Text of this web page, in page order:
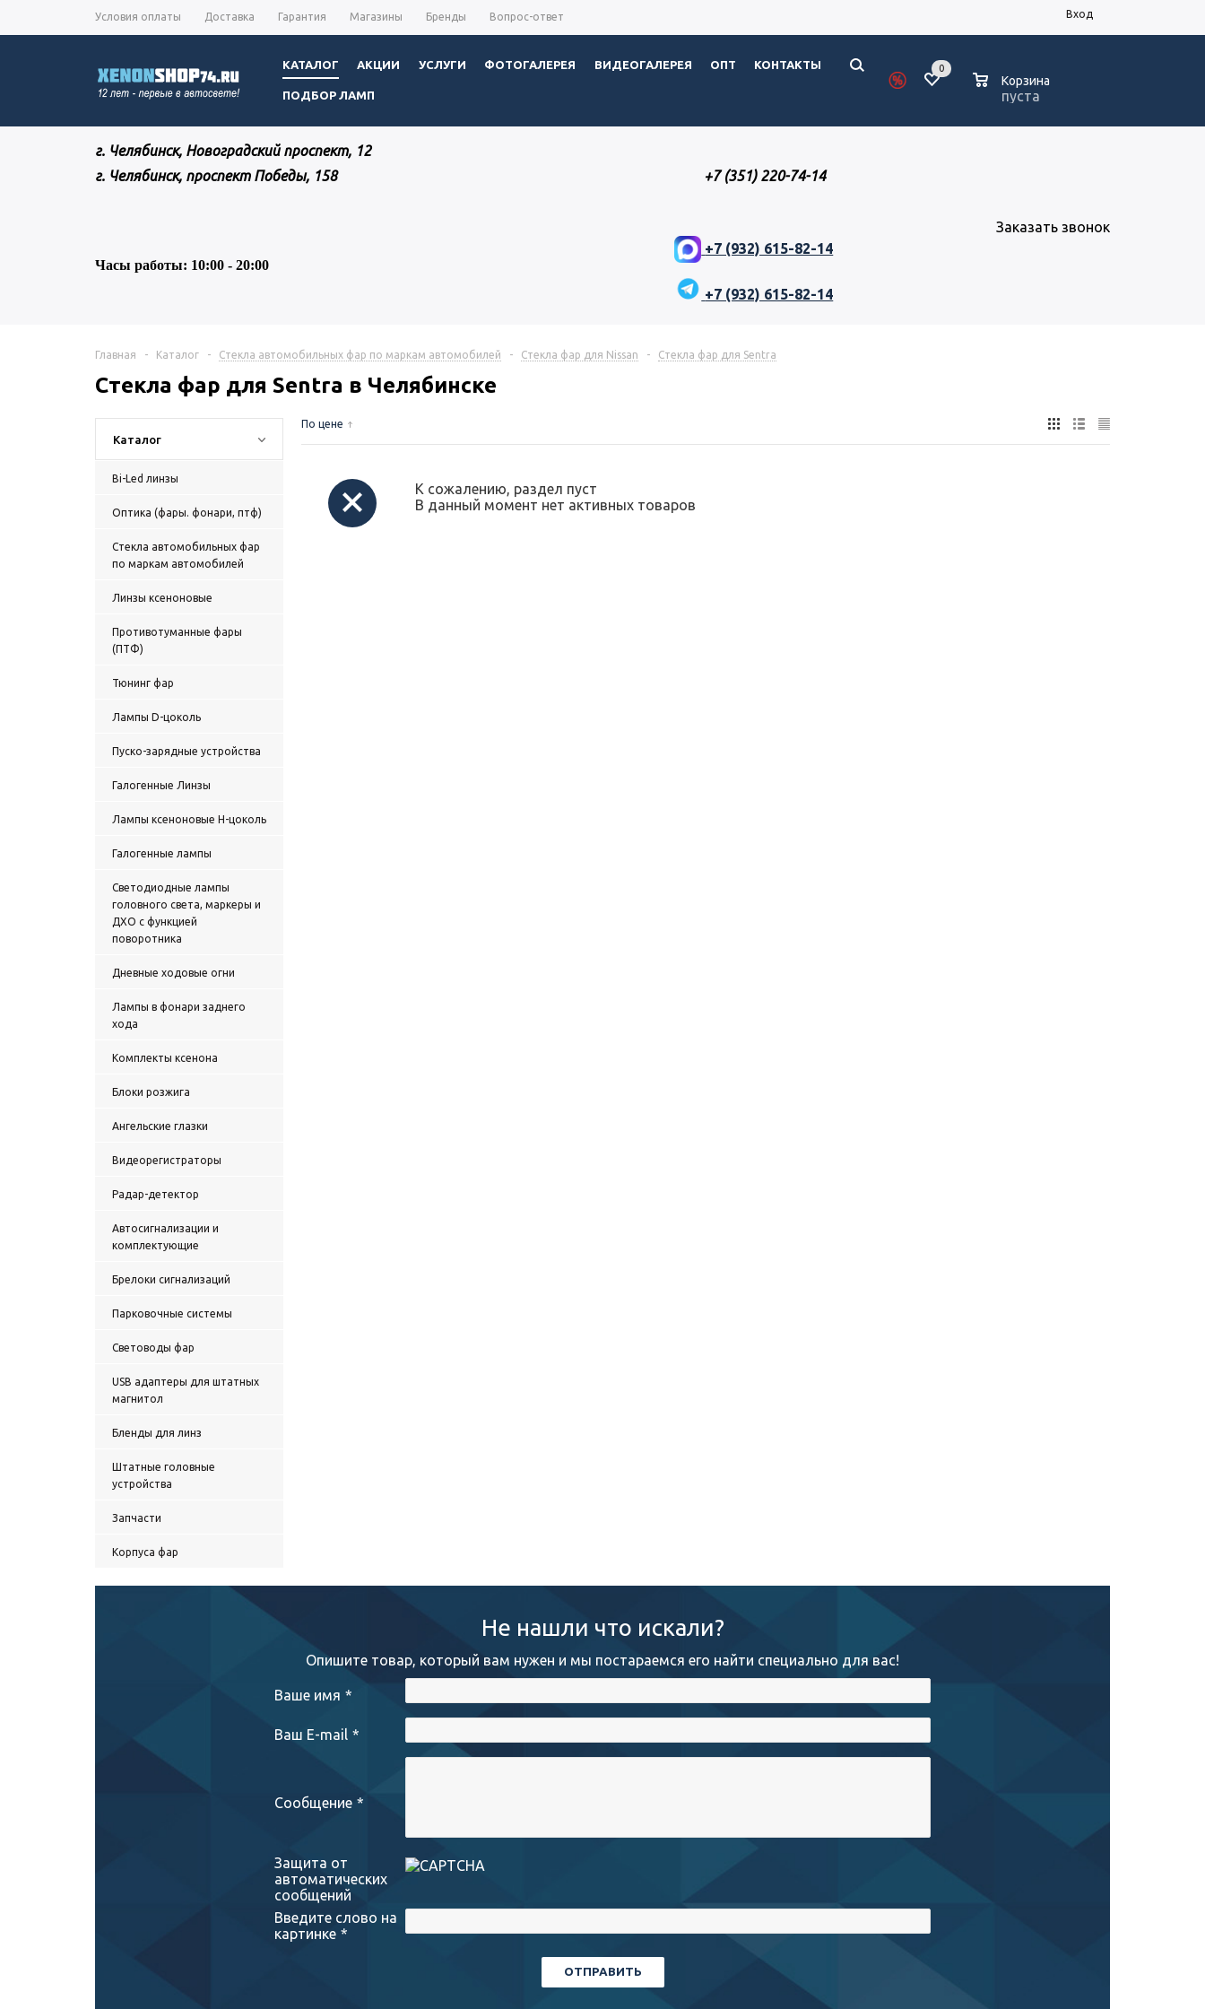
Условия оплаты Доставка Гарантия Магазины Бренды Вопрос-ответ Вход
КАТАЛОГ АКЦИИ УСЛУГИ ФОТОГАЛЕРЕЯ ВИДЕОГАЛЕРЕЯ ОПТ КОНТАКТЫ
ПОДБОР ЛАМП
0
Корзина
пуста
г. Челябинск, Новоградский проспект, 12
г. Челябинск, проспект Победы, 158
+7 (351) 220-74-14
Часы работы: 10:00 - 20:00
+7 (932) 615-82-14
+7 (932) 615-82-14
Заказать звонок
Главная - Каталог - Стекла автомобильных фар по маркам автомобилей - Стекла фар для Nissan - Стекла фар для Sentra
Стекла фар для Sentra в Челябинске
Каталог
Bi-Led линзы
Оптика (фары. фонари, птф)
Стекла автомобильных фар
по маркам автомобилей
Линзы ксеноновые
Противотуманные фары
(ПТФ)
Тюнинг фар
Лампы D-цоколь
Пуско-зарядные устройства
Галогенные Линзы
Лампы ксеноновые H-цоколь
Галогенные лампы
Светодиодные лампы
головного света, маркеры и
ДХО с функцией
поворотника
Дневные ходовые огни
Лампы в фонари заднего
хода
Комплекты ксенона
Блоки розжига
Ангельские глазки
Видеорегистраторы
Радар-детектор
Автосигнализации и
комплектующие
Брелоки сигнализаций
Парковочные системы
Световоды фар
USB адаптеры для штатных
магнитол
Бленды для линз
Штатные головные
устройства
Запчасти
Корпуса фар
По цене
К сожалению, раздел пуст
В данный момент нет активных товаров
Не нашли что искали?
Опишите товар, который вам нужен и мы постараемся его найти специально для вас!
Ваше имя *
Ваш E-mail *
Сообщение *
Защита от
автоматических
сообщений
Введите слово на
картинке *